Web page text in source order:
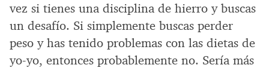
vez si tienes una disciplina de hierro y buscas
un desafío. Si simplemente buscas perder
peso y has tenido problemas con las dietas de
yo-yo, entonces probablemente no. Sería más